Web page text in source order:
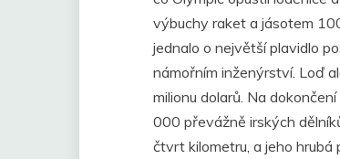
výbuchy raket a jásotem
jednalo o největší plavidlo
námořním inženýrství. Loď
milionu dolarů. Na
000 převážně irských
čtvrt kilometru, a jeho hrubá